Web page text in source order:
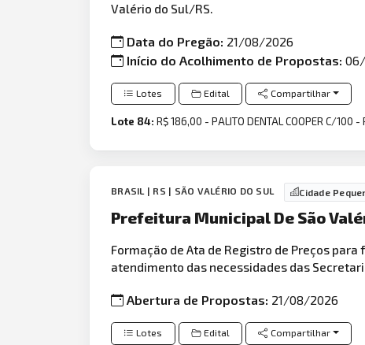
Valério do Sul/RS.
Data do Pregão: 21/08/2026
Início do Acolhimento de Propostas:
Lotes Edital Compartilhar
Lote 84:R$ 186,00 - PALITO DENTAL COOPER C/
BRASIL | RS | SÃO VALÉRIO DO SUL Cidade
Prefeitura Municipal De São
Formação de Ata de Registro de Preços
atendimento das necessidades das
Abertura de Propostas: 21/08/2026
Lotes Edital Compartilhar